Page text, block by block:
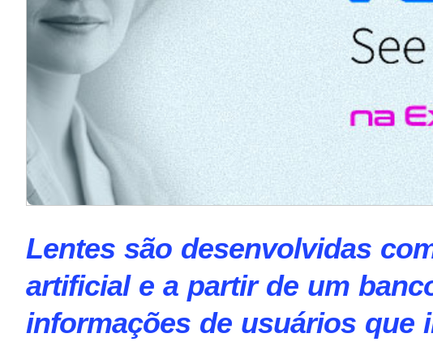
Lentes são desenvolvidas
artificial e a partir de um
informações de usuários que